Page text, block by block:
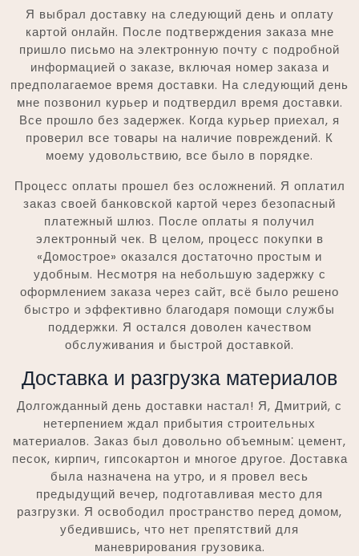
Я выбрал доставку на следующий день и оплату
картой онлайн. После подтверждения заказа мне
пришло письмо на электронную почту с подробной
информацией о заказе, включая номер заказа и
предполагаемое время доставки. На следующий день
мне позвонил курьер и подтвердил время доставки.
Все прошло без задержек. Когда курьер приехал, я
проверил все товары на наличие повреждений. К
моему удовольствию, все было в порядке.
Процесс оплаты прошел без осложнений. Я оплатил
заказ своей банковской картой через безопасный
платежный шлюз. После оплаты я получил
электронный чек. В целом, процесс покупки в
«Домострое» оказался достаточно простым и
удобным. Несмотря на небольшую задержку с
оформлением заказа через сайт, всё было решено
быстро и эффективно благодаря помощи службы
поддержки. Я остался доволен качеством
обслуживания и быстрой доставкой.
Доставка и разгрузка материалов
Долгожданный день доставки настал! Я, Дмитрий, с
нетерпением ждал прибытия строительных
материалов. Заказ был довольно объемным⁚ цемент,
песок, кирпич, гипсокартон и многое другое. Доставка
была назначена на утро, и я провел весь
предыдущий вечер, подготавливая место для
разгрузки. Я освободил пространство перед домом,
убедившись, что нет препятствий для
маневрирования грузовика.